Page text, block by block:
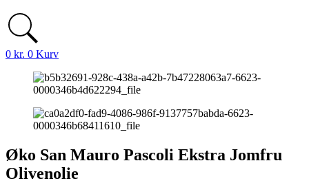
0 kr. 0 Kurv
Øko San Mauro Pascoli Ekstra Jomfru
Olivenolie